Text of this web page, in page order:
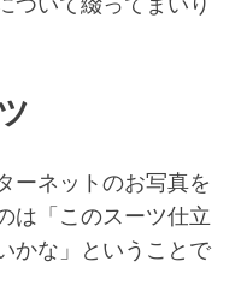
ーネットのお写真を
は「このスーツ仕立
かな」ということで